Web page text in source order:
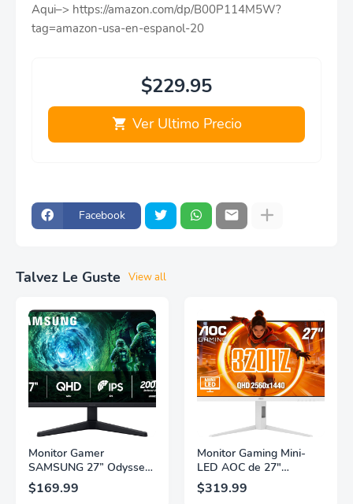
Aqui–> https://amazon.com/dp/B00P114M5W?
tag=amazon-usa-en-espanol-20
$229.95
Ver Ultimo Precio
Facebook
Talvez Le Guste View all
Monitor Gamer
SAMSUNG 27” Odyssey
G5 G53F con Resolución
QHD, HDR10,
$169.99
Monitor Gaming Mini-
LED AOC de 27"
Pulgadas, QHD
2560×1440, 320Hz, 1ms
$319.99